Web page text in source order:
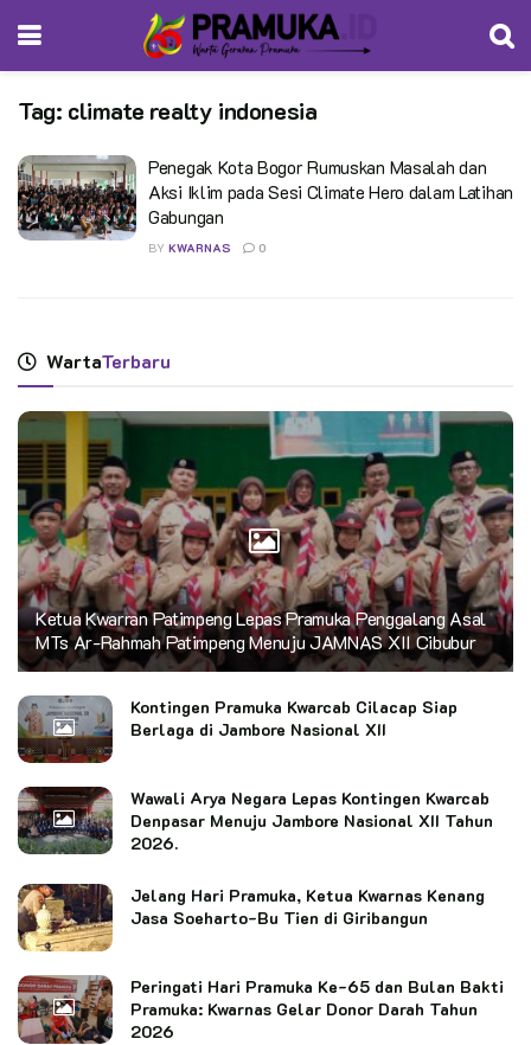
Tag: climate realty indonesia
Penegak Kota Bogor Rumuskan Masalah dan
Aksi Iklim pada Sesi Climate Hero dalam Latihan
Gabungan
BY KWARNAS 0
WartaTerbaru
Ketua Kwarran Patimpeng Lepas Pramuka Penggalang Asal
MTs Ar-Rahmah Patimpeng Menuju JAMNAS XII Cibubur
Kontingen Pramuka Kwarcab Cilacap Siap
Berlaga di Jambore Nasional XII
Wawali Arya Negara Lepas Kontingen Kwarcab
Denpasar Menuju Jambore Nasional XII Tahun
2026.
Jelang Hari Pramuka, Ketua Kwarnas Kenang
Jasa Soeharto-Bu Tien di Giribangun
Peringati Hari Pramuka Ke-65 dan Bulan Bakti
Pramuka: Kwarnas Gelar Donor Darah Tahun
2026